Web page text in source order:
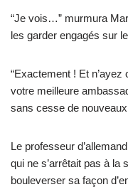
“Je vois…” murmura
les garder engagés sur
“Exactement ! Et
votre meilleure
sans cesse de
Le professeur
qui ne s’arrêtait pas à la
bouleverser sa façon